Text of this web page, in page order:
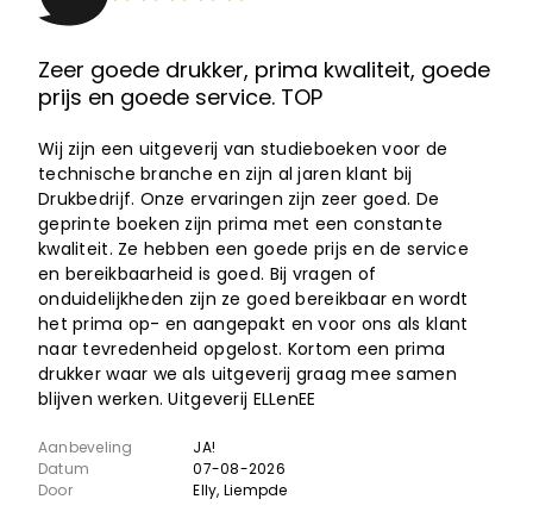
Zeer goede drukker, prima kwaliteit, goede
prijs en goede service. TOP
Wij zijn een uitgeverij van studieboeken voor de
technische branche en zijn al jaren klant bij
Drukbedrijf. Onze ervaringen zijn zeer goed. De
geprinte boeken zijn prima met een constante
kwaliteit. Ze hebben een goede prijs en de service
en bereikbaarheid is goed. Bij vragen of
onduidelijkheden zijn ze goed bereikbaar en wordt
het prima op- en aangepakt en voor ons als klant
naar tevredenheid opgelost. Kortom een prima
drukker waar we als uitgeverij graag mee samen
blijven werken. Uitgeverij ELLenEE
Aanbeveling
JA!
Datum
07-08-2026
Door
Elly, Liempde